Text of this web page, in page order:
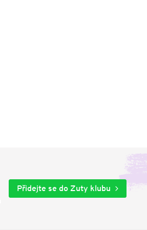
Přidejte se do Zuty klubu